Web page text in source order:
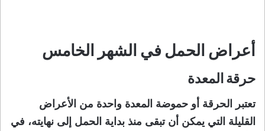
أعراض الحمل في الشهر الخامس
حرقة المعدة
تعتبر الحرقة أو حموضة المعدة واحدة من الأعراض
القليلة التي يمكن أن تبقى منذ بداية الحمل إلى نهايته، في